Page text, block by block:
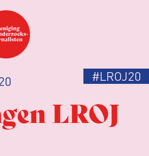
#LROJ20
LROJ